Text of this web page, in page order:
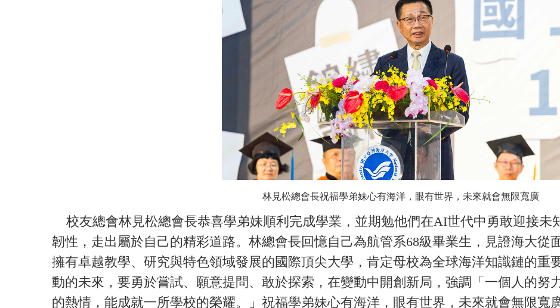
林見松總會長祝福學弟妹心有海洋，眼有世界，未來就會無限寬廣
校友總會林見松總會長恭喜學弟妹順利完成學業，並期勉他們在AI世代中勇敢迎接未
韌性，走出屬於自己的精彩道路。林總會長回憶自己為航管系68級畢業生，見證海大從
擁有卓越教學、研究與特色領域發展的國際頂尖大學，肯定母校為全球海洋知識鏈的重
動的未來，要勇於嘗試、願意提問、敢於探索，在變動中開創新局，強調「一個人的努
的熱情，能成就一所學校的榮耀。」祝福學弟妹心有海洋，眼有世界，未來就會無限寬廣